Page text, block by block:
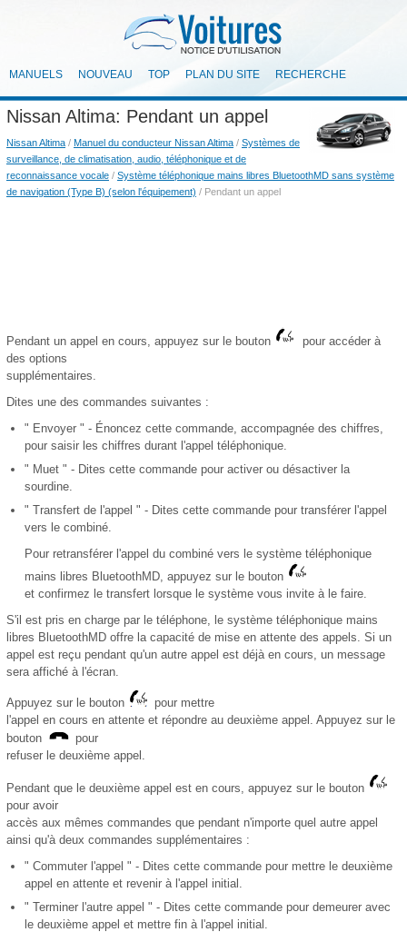
MANUELS NOUVEAU TOP PLAN DU SITE RECHERCHE
Nissan Altima: Pendant un appel
Nissan Altima / Manuel du conducteur Nissan Altima / Systèmes de
surveillance, de climatisation, audio, téléphonique et de
reconnaissance vocale / Système téléphonique mains libres BluetoothMD sans système
de navigation (Type B) (selon l'équipement) / Pendant un appel
Pendant un appel en cours, appuyez sur le bouton
pour accéder à
des options
supplémentaires.
Dites une des commandes suivantes :
" Envoyer " - Énoncez cette commande, accompagnée des chiffres,
pour saisir les chiffres durant l'appel téléphonique.
" Muet " - Dites cette commande pour activer ou désactiver la
sourdine.
" Transfert de l'appel " - Dites cette commande pour transférer l'appel
vers le combiné.
Pour retransférer l'appel du combiné vers le système téléphonique
mains libres BluetoothMD, appuyez sur le bouton
et confirmez le transfert lorsque le système vous invite à le faire.
S'il est pris en charge par le téléphone, le système téléphonique mains
libres BluetoothMD offre la capacité de mise en attente des appels. Si un
appel est reçu pendant qu'un autre appel est déjà en cours, un message
sera affiché à l'écran.
Appuyez sur le bouton
pour mettre
l'appel en cours en attente et répondre au deuxième appel. Appuyez sur le
bouton
pour
refuser le deuxième appel.
Pendant que le deuxième appel est en cours, appuyez sur le bouton
pour avoir
accès aux mêmes commandes que pendant n'importe quel autre appel
ainsi qu'à deux commandes supplémentaires :
" Commuter l'appel " - Dites cette commande pour mettre le deuxième
appel en attente et revenir à l'appel initial.
" Terminer l'autre appel " - Dites cette commande pour demeurer avec
le deuxième appel et mettre fin à l'appel initial.